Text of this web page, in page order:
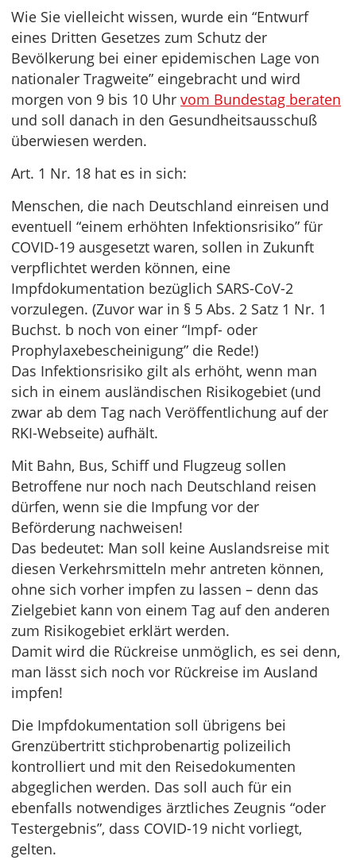
Wie Sie vielleicht wissen, wurde ein “Entwurf
eines Dritten Gesetzes zum Schutz der
Bevölkerung bei einer epidemischen Lage von
nationaler Tragweite” eingebracht und wird
morgen von 9 bis 10 Uhr vom Bundestag beraten
und soll danach in den Gesundheitsausschuß
überwiesen werden.
Art. 1 Nr. 18 hat es in sich:
Menschen, die nach Deutschland einreisen und
eventuell “einem erhöhten Infektionsrisiko” für
COVID-19 ausgesetzt waren, sollen in Zukunft
verpflichtet werden können, eine
Impfdokumentation bezüglich SARS-CoV-2
vorzulegen. (Zuvor war in § 5 Abs. 2 Satz 1 Nr. 1
Buchst. b noch von einer “Impf- oder
Prophylaxebescheinigung” die Rede!)
Das Infektionsrisiko gilt als erhöht, wenn man
sich in einem ausländischen Risikogebiet (und
zwar ab dem Tag nach Veröffentlichung auf der
RKI-Webseite) aufhält.
Mit Bahn, Bus, Schiff und Flugzeug sollen
Betroffene nur noch nach Deutschland reisen
dürfen, wenn sie die Impfung vor der
Beförderung nachweisen!
Das bedeutet: Man soll keine Auslandsreise mit
diesen Verkehrsmitteln mehr antreten können,
ohne sich vorher impfen zu lassen – denn das
Zielgebiet kann von einem Tag auf den anderen
zum Risikogebiet erklärt werden.
Damit wird die Rückreise unmöglich, es sei denn,
man lässt sich noch vor Rückreise im Ausland
impfen!
Die Impfdokumentation soll übrigens bei
Grenzübertritt stichprobenartig polizeilich
kontrolliert und mit den Reisedokumenten
abgeglichen werden. Das soll auch für ein
ebenfalls notwendiges ärztliches Zeugnis “oder
Testergebnis”, dass COVID-19 nicht vorliegt,
gelten.